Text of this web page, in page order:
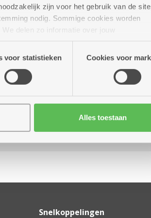
zijn voor het gebruik van de
nodig. Sommige cookies worden
delen zo informatie over jouw
analyse. Deze partners kunnen deze
voor statistieken Cookies voor
Alles toestaan
Snelkoppelingen